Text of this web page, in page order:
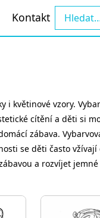
Kontakt
i květinové vzory.
cítění a děti si
zábava.
se děti často vžívají
a rozvíjet jemné